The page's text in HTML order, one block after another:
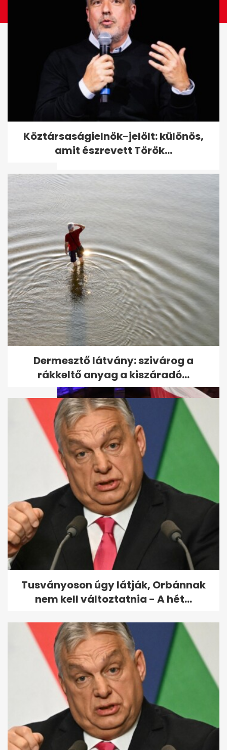
Megerősítette az OMV: az
oroszok elzárták a gázcsapot
Ausztria...
Orbán Viktor aláírta: a
férfiakon és nőkön kívül nem...
Hivatalos: az Osztrák
Szabadságpárt nyerte
Ausztriában a...
Köztársaságielnök-jelölt: különös,
amit észrevett Török...
Dermesztő látvány: szivárog a
rákkeltő anyag a kiszáradó...
Tusványoson úgy látják, Orbánnak
nem kell változtatnia - A hét...